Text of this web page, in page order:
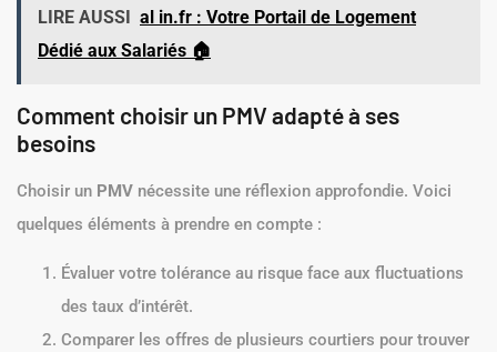
LIRE AUSSI al in.fr : Votre Portail de Logement
Dédié aux Salariés 🏠
Comment choisir un PMV adapté à ses
besoins
Choisir un PMV nécessite une réflexion approfondie. Voici
quelques éléments à prendre en compte :
Évaluer votre tolérance au risque face aux fluctuations
des taux d’intérêt.
Comparer les offres de plusieurs courtiers pour trouver